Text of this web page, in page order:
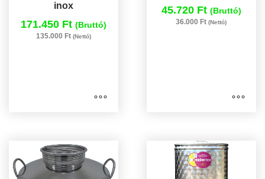
inox
171.450 Ft(Bruttó)
135.000 Ft(Nettó)
45.720 Ft (Bruttó)
36.000 Ft(Nettó)